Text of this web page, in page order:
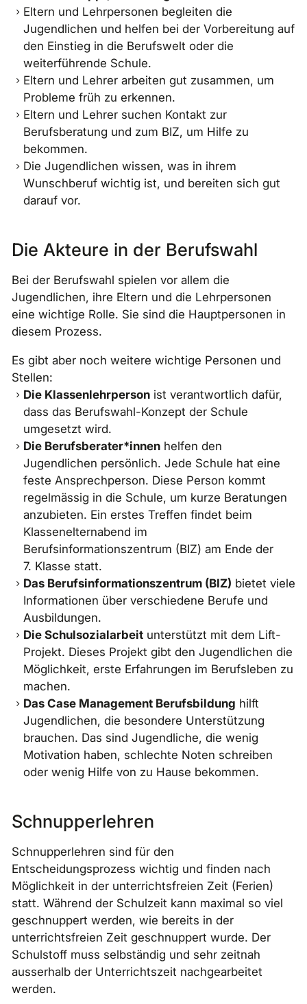
Eltern und Lehrpersonen begleiten die
Jugendlichen und helfen bei der Vorbereitung auf
den Einstieg in die Berufswelt oder die
weiterführende Schule.
Eltern und Lehrer arbeiten gut zusammen, um
Probleme früh zu erkennen.
Eltern und Lehrer suchen Kontakt zur
Berufsberatung und zum BIZ, um Hilfe zu
bekommen.
Die Jugendlichen wissen, was in ihrem
Wunschberuf wichtig ist, und bereiten sich gut
darauf vor.
Die Akteure in der Berufswahl
Bei der Berufswahl spielen vor allem die
Jugendlichen, ihre Eltern und die Lehrpersonen
eine wichtige Rolle. Sie sind die Hauptpersonen in
diesem Prozess.
Es gibt aber noch weitere wichtige Personen und
Stellen:
Die Klassenlehrperson ist verantwortlich dafür,
dass das Berufswahl-Konzept der Schule
umgesetzt wird.
Die Berufsberater*innen helfen den
Jugendlichen persönlich. Jede Schule hat eine
feste Ansprechperson. Diese Person kommt
regelmässig in die Schule, um kurze Beratungen
anzubieten. Ein erstes Treffen findet beim
Klassenelternabend im
Berufsinformationszentrum (BIZ) am Ende der
7. Klasse statt.
Das Berufsinformationszentrum (BIZ) bietet viele
Informationen über verschiedene Berufe und
Ausbildungen.
Die Schulsozialarbeit unterstützt mit dem Lift-
Projekt. Dieses Projekt gibt den Jugendlichen die
Möglichkeit, erste Erfahrungen im Berufsleben zu
machen.
Das Case Management Berufsbildung hilft
Jugendlichen, die besondere Unterstützung
brauchen. Das sind Jugendliche, die wenig
Motivation haben, schlechte Noten schreiben
oder wenig Hilfe von zu Hause bekommen.
Schnupperlehren
Schnupperlehren sind für den
Entscheidungsprozess wichtig und finden nach
Möglichkeit in der unterrichtsfreien Zeit (Ferien)
statt. Während der Schulzeit kann maximal so viel
geschnuppert werden, wie bereits in der
unterrichtsfreien Zeit geschnuppert wurde. Der
Schulstoff muss selbständig und sehr zeitnah
ausserhalb der Unterrichtszeit nachgearbeitet
werden.